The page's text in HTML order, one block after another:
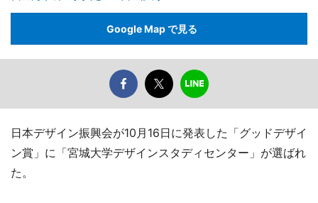
Google Map で見る
日本デザイン振興会が10月16日に発表した「グッドデザイ
ン賞」に「宮城大学デザインスタディセンター」が選ばれ
た。